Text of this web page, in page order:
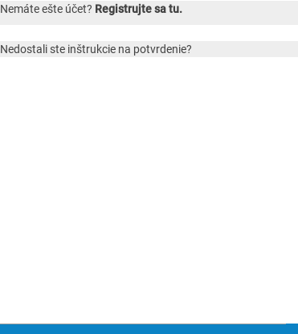
Nemáte ešte účet? Registrujte sa tu.
Nedostali ste inštrukcie na potvrdenie?